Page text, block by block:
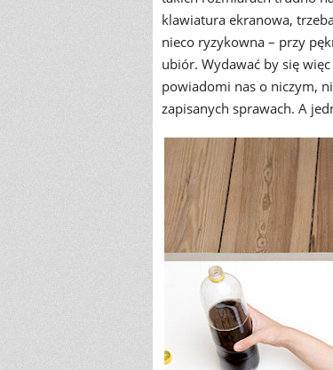
klawiatura ekranowa,
nieco ryzykowna – przy
ubiór. Wydawać by się
powiadomi nas o niczym,
zapisanych sprawach. A